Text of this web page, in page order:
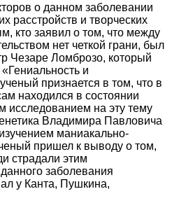
о данном заболевании
расстройств и творческих
кто заявил о том, что между
нет четкой грани, был
Чезаре Ломброзо, который
и
признается в том, что в
находился в состоянии
исследованием на эту тему
Владимира Павловича
маниакально-
пришел к выводу о том,
страдали этим
заболевания
у Канта, Пушкина,